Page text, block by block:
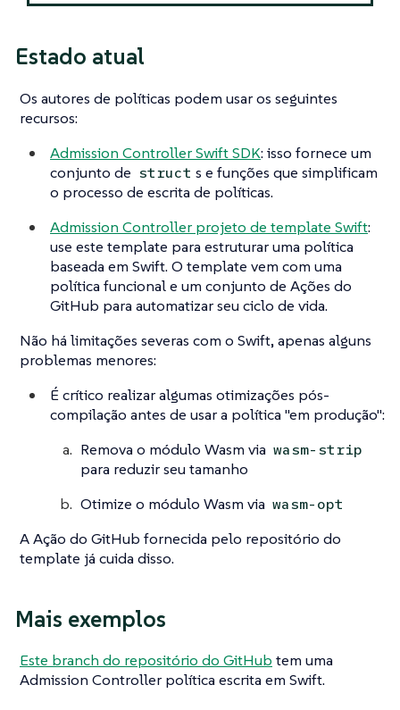
Estado atual
Os autores de políticas podem usar os seguintes
recursos:
Admission Controller Swift SDK: isso fornece um
conjunto de struct s e funções que simplificam
o processo de escrita de políticas.
Admission Controller projeto de template Swift:
use este template para estruturar uma política
baseada em Swift. O template vem com uma
política funcional e um conjunto de Ações do
GitHub para automatizar seu ciclo de vida.
Não há limitações severas com o Swift, apenas alguns
problemas menores:
É crítico realizar algumas otimizações pós-
compilação antes de usar a política "em produção":
Remova o módulo Wasm via wasm-strip
para reduzir seu tamanho
Otimize o módulo Wasm via wasm-opt
A Ação do GitHub fornecida pelo repositório do
template já cuida disso.
Mais exemplos
Este branch do repositório do GitHub tem uma
Admission Controller política escrita em Swift.